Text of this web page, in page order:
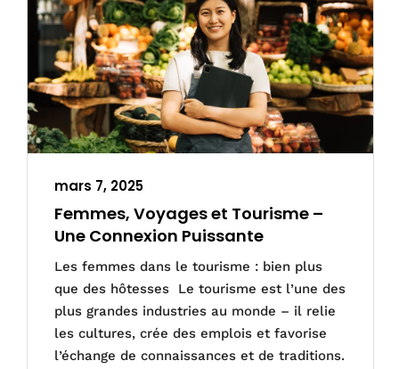
mars 7, 2025
Femmes, Voyages et Tourisme –
Une Connexion Puissante
Les femmes dans le tourisme : bien plus
que des hôtesses Le tourisme est l’une des
plus grandes industries au monde – il relie
les cultures, crée des emplois et favorise
l’échange de connaissances et de traditions.